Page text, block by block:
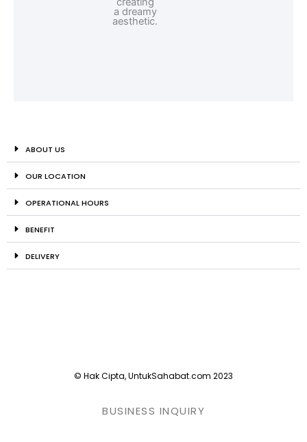
ABOUT US
OUR LOCATION
OPERATIONAL HOURS
BENEFIT
DELIVERY
© Hak Cipta, UntukSahabat.com 2023
BUSINESS INQUIRY